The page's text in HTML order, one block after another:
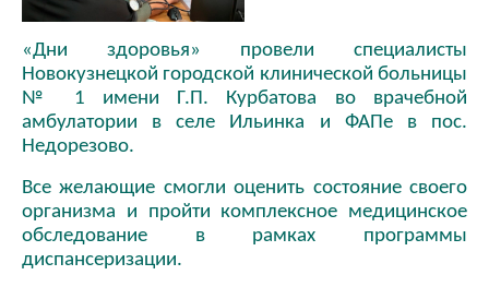
«Дни здоровья» провели специалисты
Новокузнецкой городской клинической больницы
№ 1 имени Г.П. Курбатова во врачебной
амбулатории в селе Ильинка и ФАПе в пос.
Недорезово.
Все желающие смогли оценить состояние своего
организма и пройти комплексное медицинское
обследование в рамках программы
диспансеризации.